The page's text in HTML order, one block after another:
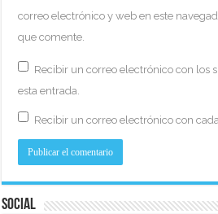
correo electrónico y web en este
que comente.
Recibir un correo electrónico con los
esta entrada.
Recibir un correo electrónico con
Social